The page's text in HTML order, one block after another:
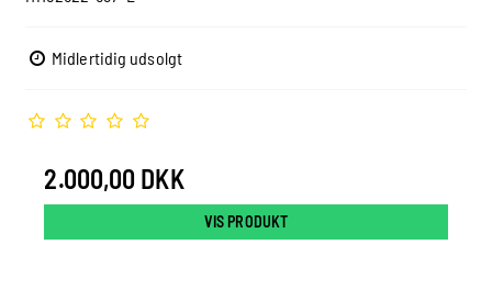
Midlertidig udsolgt
2.000,00 DKK
VIS PRODUKT